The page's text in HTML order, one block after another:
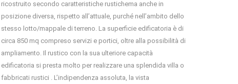
ricostruito secondo caratteristiche rustichema anche in
posizione diversa, rispetto all’attuale, purché nell’ambito dello
stesso lotto/mappale di terreno. La superficie edificatoria è di
circa 850 mq compreso servizi e portici, oltre alla possibilità di
ampliamento. Il rustico con la sua ulteriore capacità
edificatoria si presta molto per realizzare una splendida villa o
fabbricati rustici . L’indipendenza assoluta, la vista